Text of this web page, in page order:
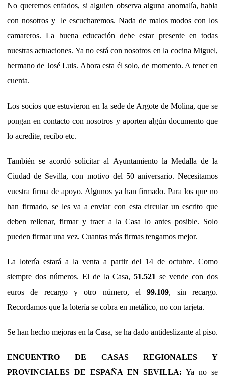
No queremos enfados, si alguien observa alguna anomalía, habla
con nosotros y le escucharemos. Nada de malos modos con los
camareros. La buena educación debe estar presente en todas
nuestras actuaciones. Ya no está con nosotros en la cocina Miguel,
hermano de José Luis. Ahora esta él solo, de momento. A tener en
cuenta.
Los socios que estuvieron en la sede de Argote de Molina, que se
pongan en contacto con nosotros y aporten algún documento que
lo acredite, recibo etc.
También se acordó solicitar al Ayuntamiento la Medalla de la
Ciudad de Sevilla, con motivo del 50 aniversario. Necesitamos
vuestra firma de apoyo. Algunos ya han firmado. Para los que no
han firmado, se les va a enviar con esta circular un escrito que
deben rellenar, firmar y traer a la Casa lo antes posible. Solo
pueden firmar una vez. Cuantas más firmas tengamos mejor.
La lotería estará a la venta a partir del 14 de octubre. Como
siempre dos números. El de la Casa,51.521 se vende con dos
euros de recargo y otro número, el99.109, sin recargo.
Recordamos que la lotería se cobra en metálico, no con tarjeta.
Se han hecho mejoras en la Casa, se ha dado antideslizante al piso.
ENCUENTRO DE CASAS REGIONALES Y
PROVINCIALES DE ESPAÑA EN SEVILLA: Ya no se